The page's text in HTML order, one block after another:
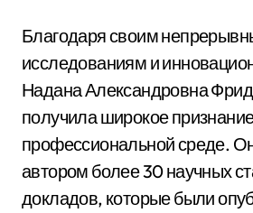
Благодаря своим
исследованиям и
Надана Александровна
получила широкое
профессиональной среде.
автором более 30 научных
докладов, которые были